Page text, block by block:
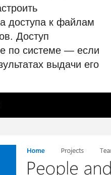
доступа к файлам
Доступ
по системе — если
выдачи его